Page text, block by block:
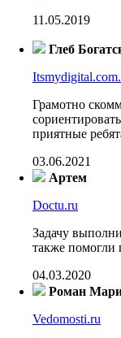
11.05.2019
Глеб
Грамотно
приятные
03.06.2021
Артем
Doctu.ru
Задачу
также
04.03.2020
Роман
Vedomosti.ru